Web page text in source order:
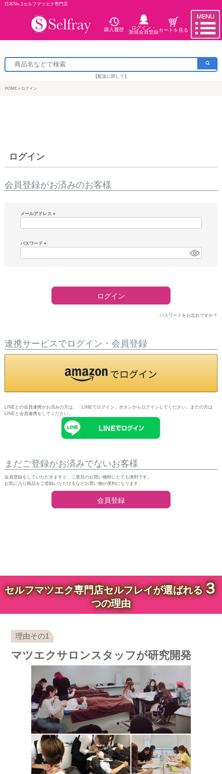
日本No.1セルフマツエク専門店
購入履歴
ログイン・
新規会員登録カートを見る
【配送に関して】
HOME ログイン
ログイン
会員登録がお済みのお客様
メールアドレス
須)
パスワード
須)
ログイン
パスワードをお忘れですか？
連携サービスでログイン・会員登録
LINEとの会員連携がお済みの方は、「LINEでログイン」ボタンからログインしてください。まだの方は、
LINEと会員連携 をしてください。
まだご登録がお済みでないお客様
会員登録をしていただきますと、二度目のお買い物時にとても便利です。
お気に入り商品をご登録いただけるなどお買い物が便利になります。
会員登録
セルフマツエク専門店セルフレイが選ばれる３
つの理由
マツエクサロンスタッフが研究開発